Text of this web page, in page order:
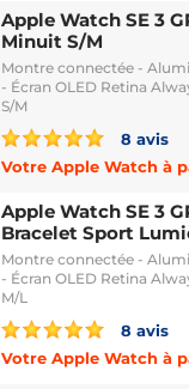
Apple Watch SE 3
Minuit S/M
Montre connectée -
- Écran OLED Retina
S/M
8 avis
Votre Apple Watch à
Apple Watch SE 3
Bracelet Sport
Montre connectée -
- Écran OLED Retina
M/L
8 avis
Votre Apple Watch à